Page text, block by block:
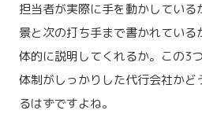
担当者が実際に手を動かしてい
景と次の打ち手まで書かれてい
体的に説明してくれるか。この3
体制がしっかりした代行会社かど
るはずですよね。